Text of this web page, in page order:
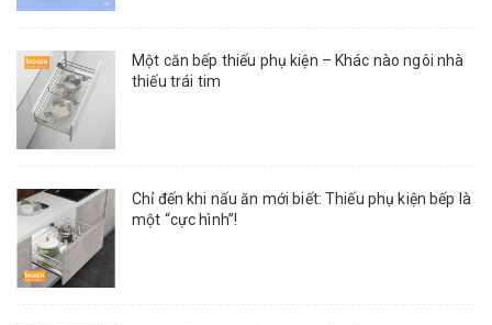
Một căn bếp thiếu phụ kiện – Khác nào ngôi nhà
thiếu trái tim
Chỉ đến khi nấu ăn mới biết: Thiếu phụ kiện bếp là
một “cực hình”!